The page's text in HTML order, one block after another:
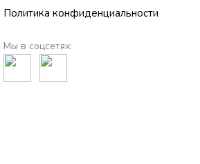
Политика конфиденциальности
Мы в соцсетях: